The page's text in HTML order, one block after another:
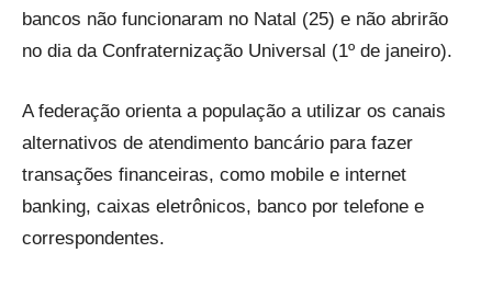
bancos não funcionaram no Natal (25) e não abrirão
no dia da Confraternização Universal (1º de janeiro).
A federação orienta a população a utilizar os canais
alternativos de atendimento bancário para fazer
transações financeiras, como mobile e internet
banking, caixas eletrônicos, banco por telefone e
correspondentes.